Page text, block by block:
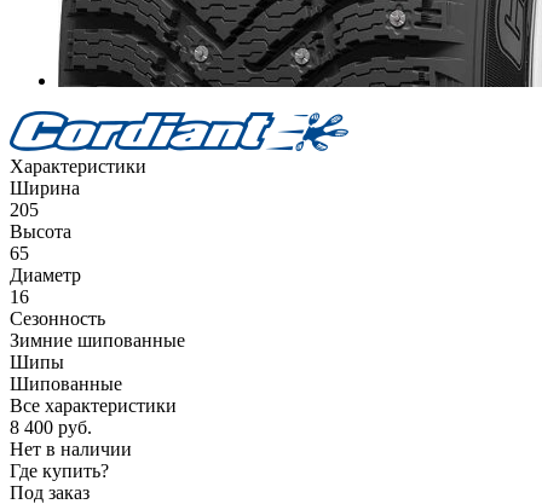
Характеристики
Ширина
205
Высота
65
Диаметр
16
Сезонность
Зимние шипованные
Шипы
Шипованные
Все характеристики
8 400 руб.
Нет в наличии
Где купить?
Под заказ